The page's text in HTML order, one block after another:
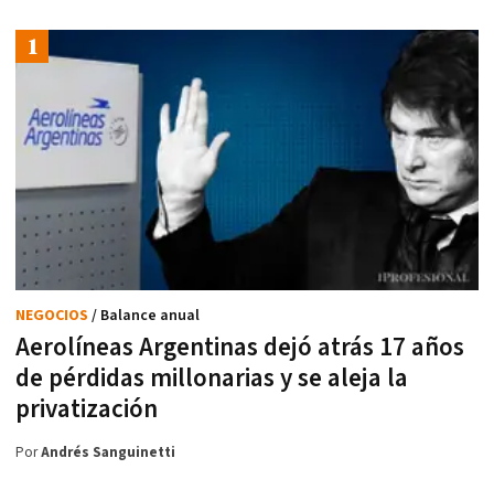
Aerolíneas Argentinas dejó atrás 17 años
de pérdidas millonarias y se aleja la
privatización
NEGOCIOS / Balance anual
PorAndrés Sanguinetti